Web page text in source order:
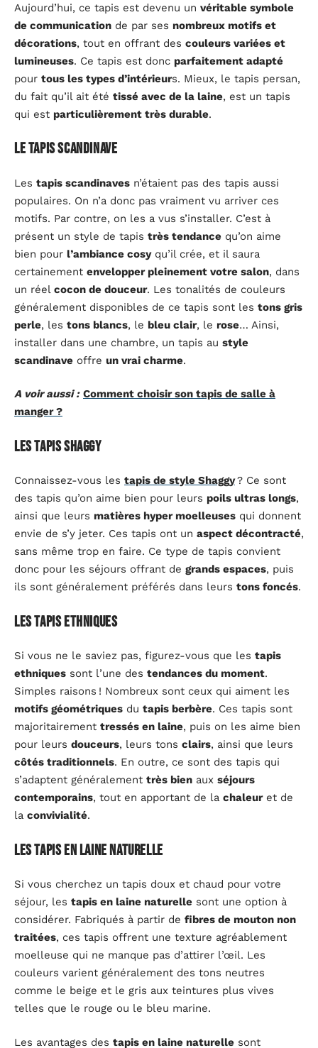
Aujourd’hui, ce tapis est devenu un véritable symbole
de communication de par ses nombreux motifs et
décorations, tout en offrant des couleurs variées et
lumineuses. Ce tapis est donc parfaitement adapté
pour tous les types d’intérieurs. Mieux, le tapis persan,
du fait qu’il ait été tissé avec de la laine, est un tapis
qui est particulièrement très durable.
Le tapis scandinave
Les tapis scandinaves n’étaient pas des tapis aussi
populaires. On n’a donc pas vraiment vu arriver ces
motifs. Par contre, on les a vus s’installer. C’est à
présent un style de tapis très tendance qu’on aime
bien pour l’ambiance cosyqu’il crée, et il saura
certainement envelopper pleinement votre salon, dans
un réel cocon de douceur. Les tonalités de couleurs
généralement disponibles de ce tapis sont les tons gris
perle, les tons blancs, le bleu clair, le rose… Ainsi,
installer dans une chambre, un tapis au style
scandinave offre un vrai charme.
A voir aussi : Comment choisir son tapis de salle à
manger ?
Les tapis Shaggy
Connaissez-vous les tapis de style Shaggy? Ce sont
des tapis qu’on aime bien pour leurs poils ultras longs,
ainsi que leurs matières hyper moelleuses qui donnent
envie de s’y jeter. Ces tapis ont un aspect décontracté,
sans même trop en faire. Ce type de tapis convient
donc pour les séjours offrant de grands espaces, puis
ils sont généralement préférés dans leurs tons foncés.
Les tapis ethniques
Si vous ne le saviez pas, figurez-vous que les tapis
ethniques sont l’une des tendances du moment.
Simples raisons ! Nombreux sont ceux qui aiment les
motifs géométriques du tapis berbère. Ces tapis sont
majoritairement tressés en laine, puis on les aime bien
pour leurs douceurs, leurs tons clairs, ainsi que leurs
côtés traditionnels. En outre, ce sont des tapis qui
s’adaptent généralement très bien aux séjours
contemporains, tout en apportant de la chaleuret de
la convivialité.
Les tapis en laine naturelle
Si vous cherchez un tapis doux et chaud pour votre
séjour, les tapis en laine naturelle sont une option à
considérer. Fabriqués à partir de fibres de mouton non
traitées, ces tapis offrent une texture agréablement
moelleuse qui ne manque pas d’attirer l’œil. Les
couleurs varient généralement des tons neutres
comme le beige et le gris aux teintures plus vives
telles que le rouge ou le bleu marine.
Les avantages des tapis en laine naturelle sont